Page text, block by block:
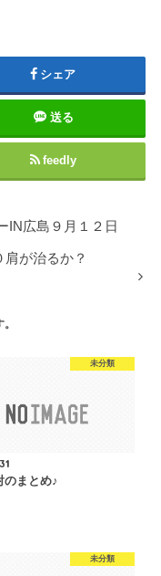
シェア
送る
feedly
IN広島９月１２日
が治るか？
未分類
のまとめ♪
未分類